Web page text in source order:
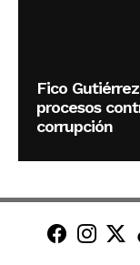
Fico
procesos
corrupción